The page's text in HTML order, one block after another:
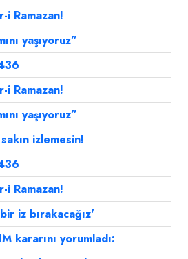
i Ramazan!
yaşıyoruz”
i Ramazan!
yaşıyoruz”
izlemesin!
i Ramazan!
iz bırakacağız'
kararını yorumladı: